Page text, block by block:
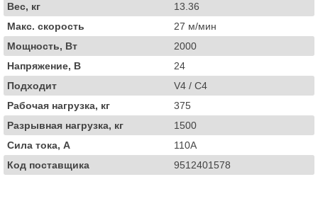
Вес, кг
13.36
Макс. скорость
27 м/мин
Мощность, Вт
2000
Напряжение, В
24
Подходит
V4 / C4
Рабочая нагрузка, кг
375
Разрывная нагрузка, кг
1500
Сила тока, А
110A
Код поставщика
9512401578